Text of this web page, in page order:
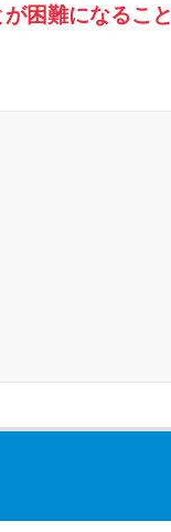
の見直しで40万
困難になるこ